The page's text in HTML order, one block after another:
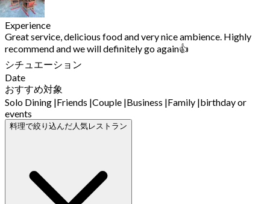
Experience
Great service, delicious food and very nice ambience. Highly
recommend and we will definitely go again👍
シチュエーション
Date
おすすめ対象
Solo Dining |Friends |Couple |Business |Family |birthday or
events
料理で絞り込んだ人気レストラン